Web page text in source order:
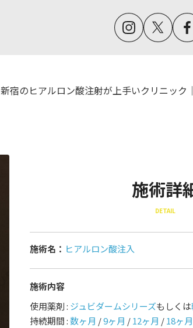
新宿のヒアルロン酸注射が上手いクリニック
施術詳
DETAIL
施術名： ヒアルロン酸注入
施術内容
使用薬剤 : ジュビダームシリーズもしくは
持続期間 :数ヶ月 /9ヶ月 /12ヶ月 /18ヶ月